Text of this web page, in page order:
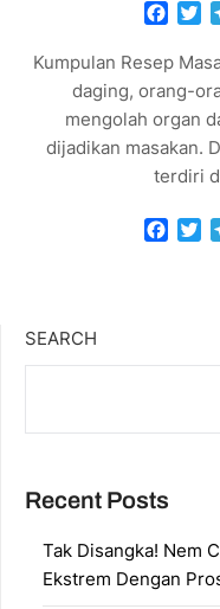
Kumpulan Resep
daging, orang-
mengolah organ
dijadikan masakan.
terdiri
SEARCH
Recent Posts
Tak Disangka! Nem
Ekstrem Dengan